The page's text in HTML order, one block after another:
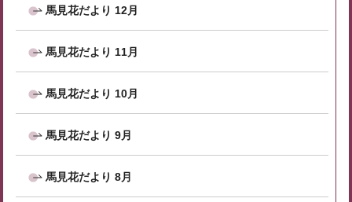
馬見花だより 12月
馬見花だより 11月
馬見花だより 10月
馬見花だより 9月
馬見花だより 8月